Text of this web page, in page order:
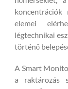
koncentrációk
elemei
légtechnikai
történő
A Smart
a raktározás